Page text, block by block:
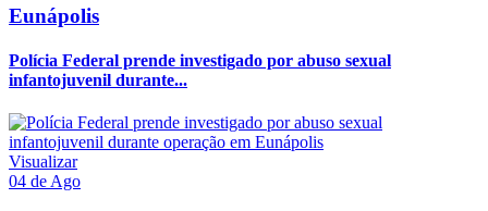
Eunápolis
Polícia Federal prende investigado por abuso sexual
infantojuvenil durante...
Visualizar
04 de Ago